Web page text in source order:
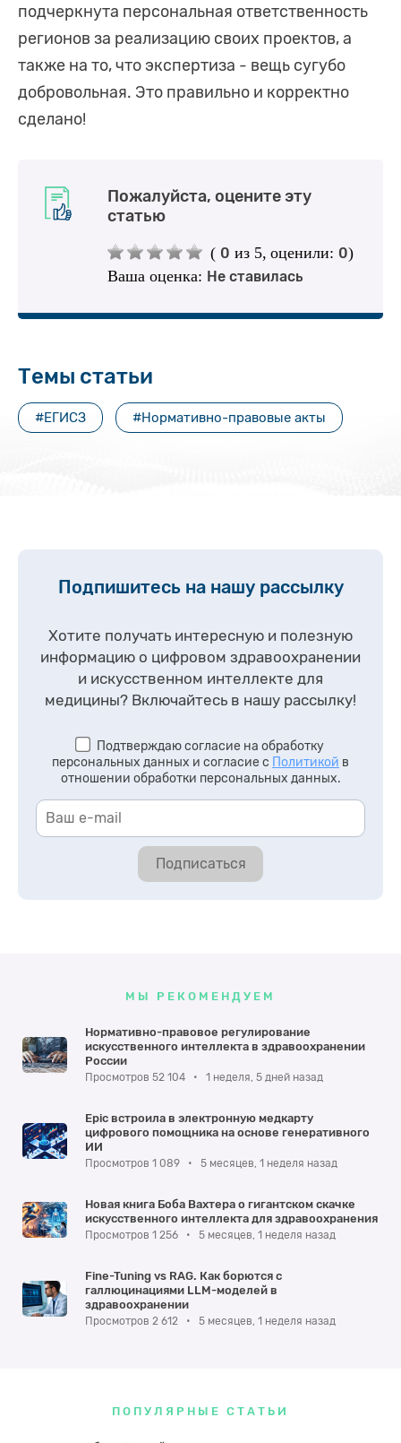
подчеркнута персональная ответственность
регионов за реализацию своих проектов, а
также на то, что экспертиза - вещь сугубо
добровольная. Это правильно и корректно
сделано!
Пожалуйста, оцените эту
статью
( 0 из 5, оценили: 0)
Ваша оценка: Не ставилась
Темы статьи
#ЕГИСЗ #Нормативно-правовые акты
Подпишитесь на нашу рассылку
Хотите получать интересную и полезную
информацию о цифровом здравоохранении
и искусственном интеллекте для
медицины? Включайтесь в нашу рассылку!
Подтверждаю согласие на обработку
персональных данных и согласие с Политикой в
отношении обработки персональных данных.
Подписаться
МЫ РЕКОМЕНДУЕМ
Нормативно-правовое регулирование
искусственного интеллекта в здравоохранении
России
Просмотров 52 104 • 1 неделя, 5 дней назад
Epic встроила в электронную медкарту
цифрового помощника на основе генеративного
ИИ
Просмотров 1 089 • 5 месяцев, 1 неделя назад
Новая книга Боба Вахтера о гигантском скачке
искусственного интеллекта для здравоохранения
Просмотров 1 256 • 5 месяцев, 1 неделя назад
Fine-Tuning vs RAG. Как борются с
галлюцинациями LLM-моделей в
здравоохранении
Просмотров 2 612 • 5 месяцев, 1 неделя назад
ПОПУЛЯРНЫЕ СТАТЬИ